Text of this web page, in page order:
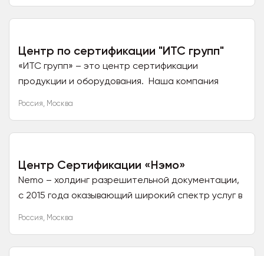
Центр по сертификации "ИТС групп"
«ИТС групп» – это центр сертификации
продукции и оборудования. Наша компания
Россия, Москва
Центр Сертификации «Нэмо»
Nemo – холдинг разрешительной документации,
с 2015 года оказывающий широкий спектр услуг в
Россия, Москва